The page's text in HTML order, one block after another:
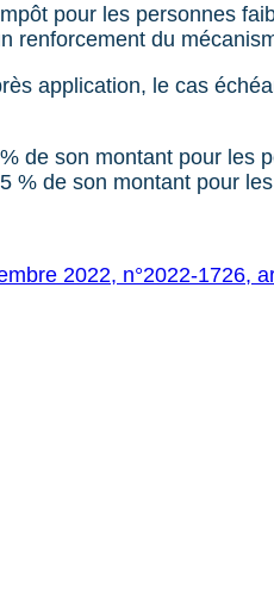
pour les personnes
renforcement du
application, le cas
de son montant pour les
% de son montant pour
2022, n°2022-1726,